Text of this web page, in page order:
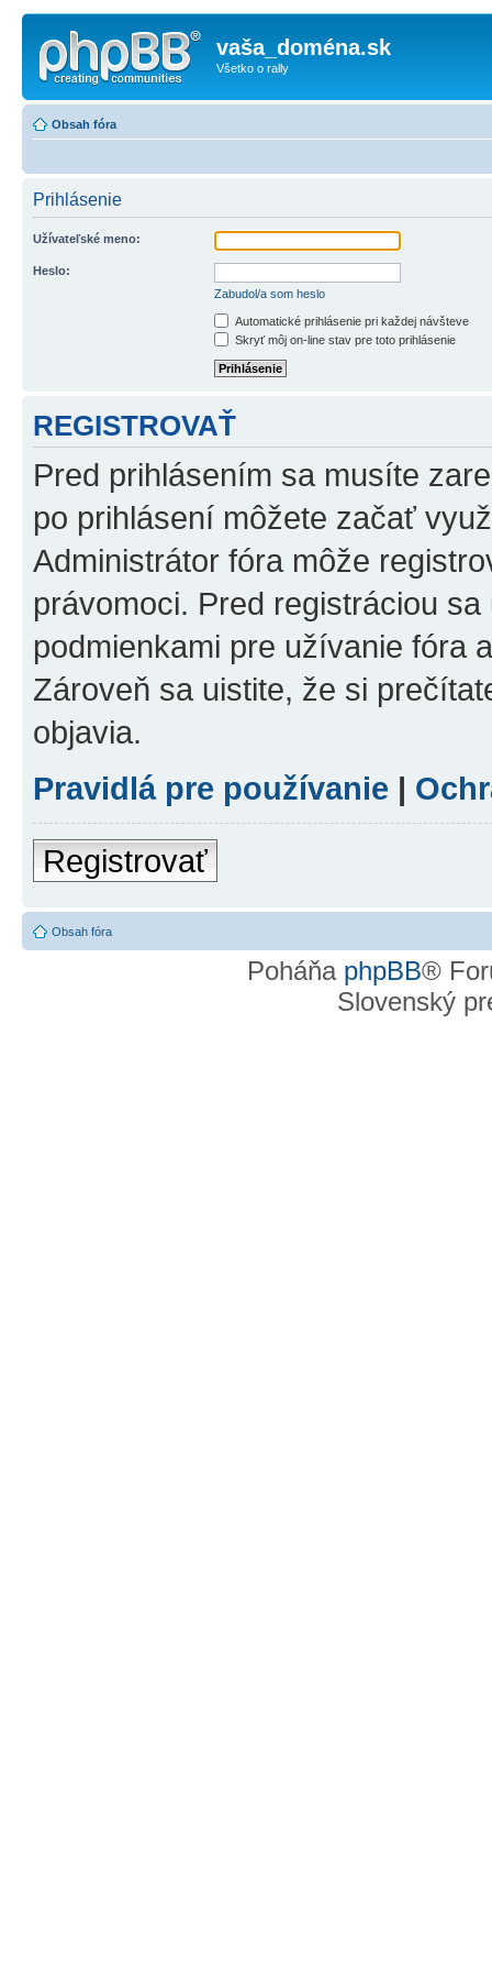
vaša_doména.sk
Všetko o rally
Obsah fóra
Prihlásenie
Užívateľské meno:
Heslo:
Zabudol/a som heslo
Automatické prihlásenie pri každej návšteve
Skryť môj on-line stav pre toto prihlásenie
REGISTROVAŤ
Pred prihlásením sa musíte
po prihlásení môžete začať
Administrátor fóra môže
právomoci. Pred registráciou
podmienkami pre užívanie fóra
Zároveň sa uistite, že si
objavia.
Pravidlá pre používanie |
Registrovať
Obsah fóra
Poháňa phpBB®
Slovenský